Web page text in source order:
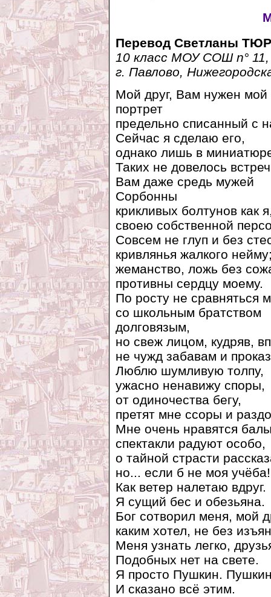
Перевод Светланы
10 класс МОУ СОШ n° 11,
г. Павлово,
Мой друг, Вам нужен мой
портрет
предельно списанный с
Сейчас я сделаю его,
однако лишь в
Таких не довелось
Вам даже средь мужей
Сорбонны
крикливых болтунов как
своею собственной
Совсем не глуп и без
кривлянья жалкого
жеманство, ложь без
противны сердцу моему.
По росту не сравняться
со школьным братством
долговязым,
но свеж лицом, кудряв,
не чужд забавам и
Люблю шумливую толпу,
ужасно ненавижу споры,
от одиночества бегу,
претят мне ссоры и
Мне очень нравятся
спектакли радуют особо,
о тайной страсти
но... если б не моя учёба!
Как ветер налетаю вдруг.
Я сущий бес и обезьяна.
Бог сотворил меня, мой
каким хотел, не без
Меня узнать легко,
Подобных нет на свете.
Я просто Пушкин.
И сказано всё этим.